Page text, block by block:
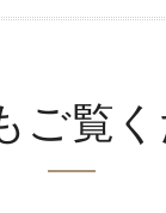
ご覧